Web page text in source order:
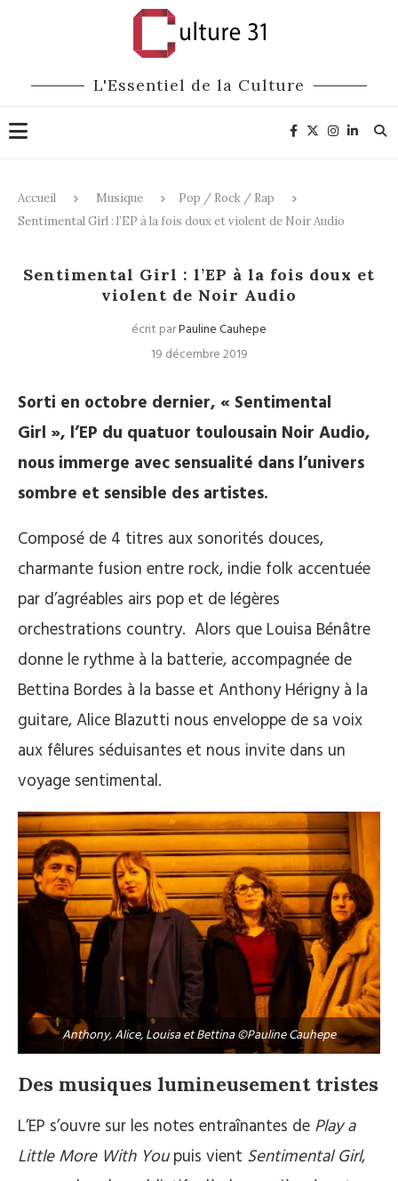
L'Essentiel de la Culture
Accueil Musique
Pop / Rock / Rap
Sentimental Girl : l’EP à la fois doux et violent de Noir Audio
Sentimental Girl : l’EP à la fois doux et
violent de Noir Audio
écrit parPauline Cauhepe
19 décembre 2019
Sorti en octobre dernier, « Sentimental
Girl », l’EP du quatuor toulousain Noir Audio,
nous immerge avec sensualité dans l’univers
sombre et sensible des artistes.
Composé de 4 titres aux sonorités douces,
charmante fusion entre rock, indie folk accentuée
par d’agréables airs pop et de légères
orchestrations country. Alors que Louisa Bénâtre
donne le rythme à la batterie, accompagnée de
Bettina Bordes à la basse et Anthony Hérigny à la
guitare, Alice Blazutti nous enveloppe de sa voix
aux fêlures séduisantes et nous invite dans un
voyage sentimental.
Anthony, Alice, Louisa et Bettina ©Pauline Cauhepe
Des musiques lumineusement tristes
L’EP s’ouvre sur les notes entraînantes de Play a
Little More With Youpuis vient Sentimental Girl,